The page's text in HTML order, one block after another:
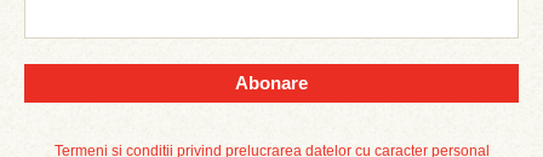
Abonare
Termeni și condiții privind prelucrarea datelor cu caracter personal